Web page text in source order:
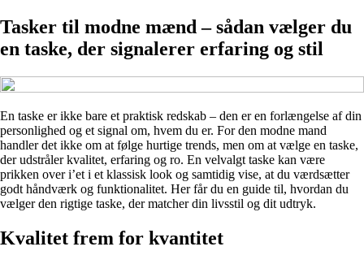
Tasker til modne mænd – sådan vælger du
en taske, der signalerer erfaring og stil
En taske er ikke bare et praktisk redskab – den er en forlængelse af din
personlighed og et signal om, hvem du er. For den modne mand
handler det ikke om at følge hurtige trends, men om at vælge en taske,
der udstråler kvalitet, erfaring og ro. En velvalgt taske kan være
prikken over i’et i et klassisk look og samtidig vise, at du værdsætter
godt håndværk og funktionalitet. Her får du en guide til, hvordan du
vælger den rigtige taske, der matcher din livsstil og dit udtryk.
Kvalitet frem for kvantitet